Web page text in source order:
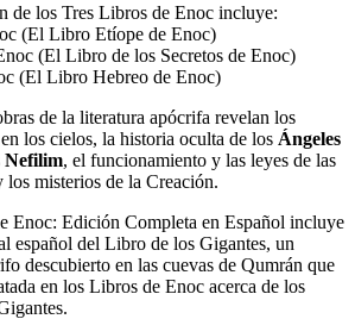
de los Tres Libros de Enoc incluye:
(El Libro Etíope de Enoc)
(El Libro de los Secretos de Enoc)
(El Libro Hebreo de Enoc)
de la literatura apócrifa revelan los
los cielos, la historia oculta de los Ángeles
Nefilim, el funcionamiento y las leyes de las
los misterios de la Creación.
Enoc: Edición Completa en Español incluye
español del Libro de los Gigantes, un
descubierto en las cuevas de Qumrán que
en los Libros de Enoc acerca de los